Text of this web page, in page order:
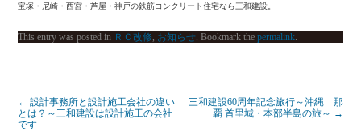
宝塚・尼崎・西宮・芦屋・神戸の鉄筋コンクリート住宅なら三和建設。
This entry was posted in ＲＣ改修 お知らせ . Bookmark thepermalink
← 設計事務所と設計施工会社の違い
とは？～三和建設は設計施工の会社
です
三和建設60周年記念旅行～沖縄 那
覇 首里城・本部半島の旅～ →